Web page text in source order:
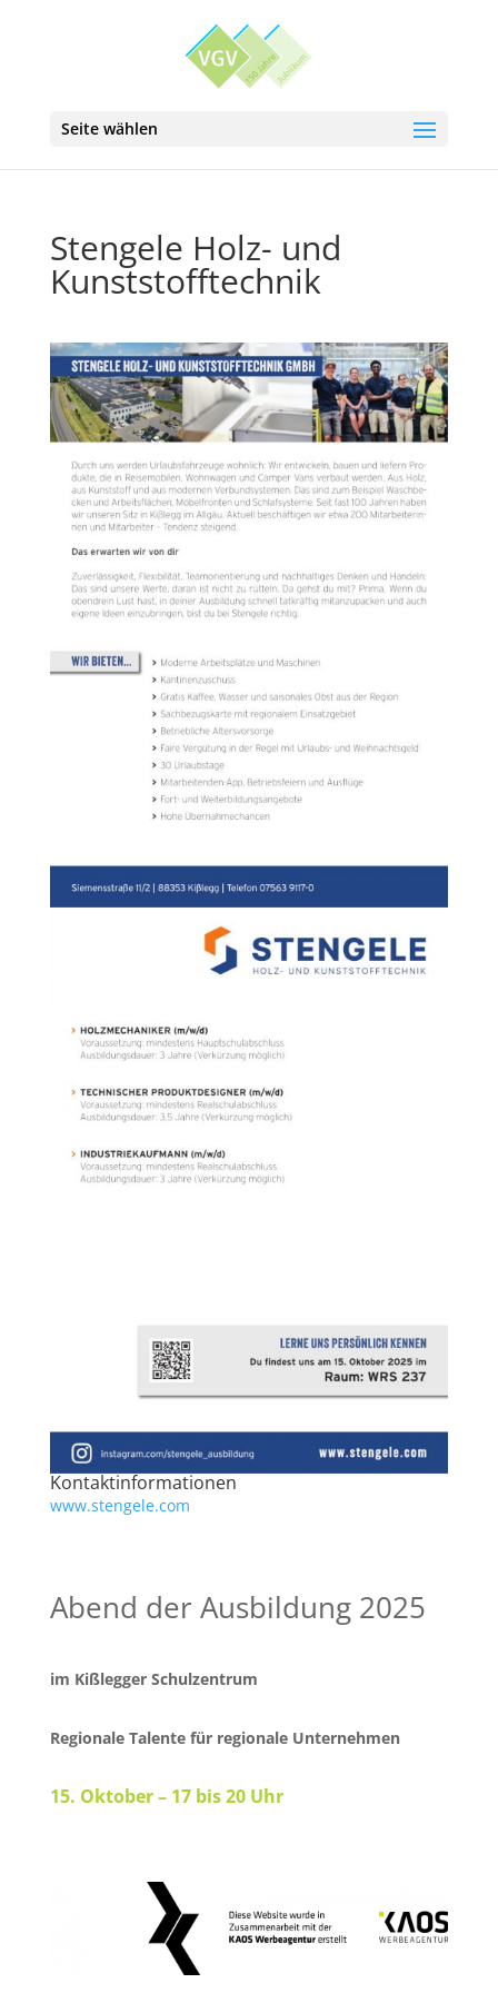
Seite wählen
Stengele Holz- und
Kunststofftechnik
Kontaktinformationen
www.stengele.com
Abend der Ausbildung 2025
im Kißlegger Schulzentrum
Regionale Talente für regionale Unternehmen
15. Oktober – 17 bis 20 Uhr